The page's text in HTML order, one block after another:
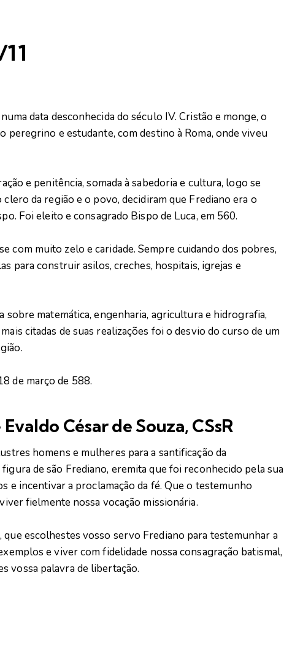
data desconhecida do século IV. Cristão e monge, o
peregrino e estudante, com destino à Roma, onde viveu
e penitência, somada à sabedoria e cultura, logo se
da região e o povo, decidiram que Frediano era o
Foi eleito e consagrado Bispo de Luca, em 560.
com muito zelo e caridade. Sempre cuidando dos pobres,
para construir asilos, creches, hospitais, igrejas e
sobre matemática, engenharia, agricultura e hidrografia,
citadas de suas realizações foi o desvio do curso de um
de março de 588.
César de Souza, CSsR
homens e mulheres para a santificação da
de são Frediano, eremita que foi reconhecido pela sua
e incentivar a proclamação da fé. Que o testemunho
fielmente nossa vocação missionária.
que escolhestes vosso servo Frediano para testemunhar a
e viver com fidelidade nossa consagração batismal,
vossa palavra de libertação.